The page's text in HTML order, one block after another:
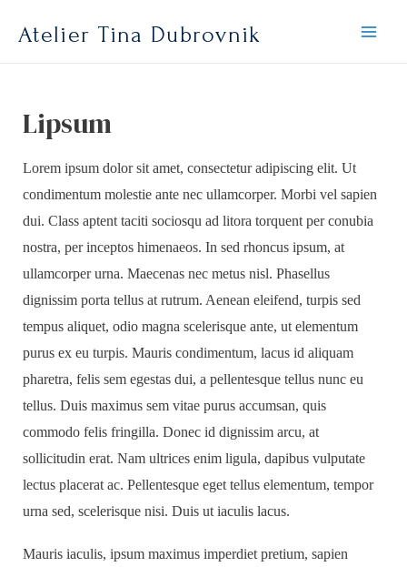
Atelier Tina Dubrovnik
Lipsum
Lorem ipsum dolor sit amet, consectetur adipiscing elit. Ut
condimentum molestie ante nec ullamcorper. Morbi vel sapien
dui. Class aptent taciti sociosqu ad litora torquent per conubia
nostra, per inceptos himenaeos. In sed rhoncus ipsum, at
ullamcorper urna. Maecenas nec metus nisl. Phasellus
dignissim porta tellus at rutrum. Aenean eleifend, turpis sed
tempus aliquet, odio magna scelerisque ante, ut elementum
purus ex eu turpis. Mauris condimentum, lacus id aliquam
pharetra, felis sem egestas dui, a pellentesque tellus nunc eu
tellus. Duis maximus sem vitae purus accumsan, quis
commodo felis fringilla. Donec id dignissim arcu, at
sollicitudin erat. Nam ultrices enim ligula, dapibus vulputate
lectus placerat ac. Pellentesque eget tellus elementum, tempor
urna sed, scelerisque nisi. Duis ut iaculis lacus.
Mauris iaculis, ipsum maximus imperdiet pretium, sapien